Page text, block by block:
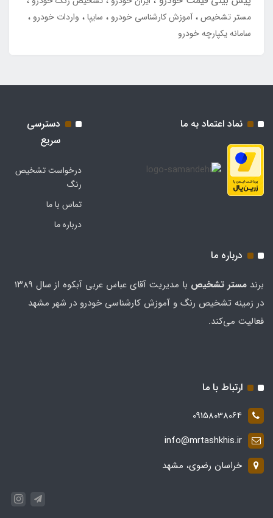
مستر تشخیص آموزش کارشناسی خودرو سایپا
واردات خودرو
سامانه یکپارچه خودرو
نماد اعتماد به ما
دسترسی
سریع
درخواست تشخیص
رنگ
تماس با ما
درباره ما
درباره ما
برند مستر تشخيص
با مدیریت آقای عباس عربی آبکوه از سال ۱۳۸۹
در زمینه تشخیص رنگ و آموزش کارشناسی خودرو در شهر مشهد
فعالیت می‌کند.
ارتباط با ما
09158038064
info@mrtashkhis.ir
خراسان رضوی، مشهد